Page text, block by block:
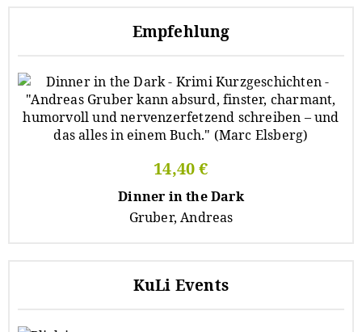
Empfehlung
14,40 €
Dinner in the Dark
Gruber, Andreas
KuLi Events